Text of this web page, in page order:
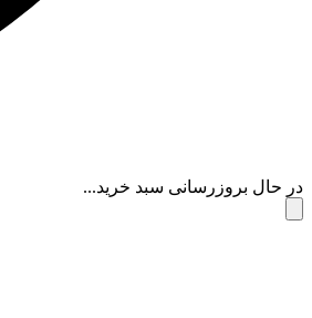
در حال بروزرسانی سبد خرید...